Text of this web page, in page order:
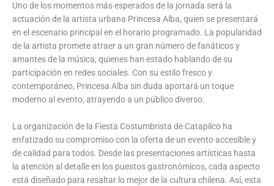
Uno de los momentos más esperados de la jornada será la
actuación de la artista urbana Princesa Alba, quien se presentará
en el escenario principal en el horario programado. La popularidad
de la artista promete atraer a un gran número de fanáticos y
amantes de la música, quienes han estado hablando de su
participación en redes sociales. Con su estilo fresco y
contemporáneo, Princesa Alba sin duda aportará un toque
moderno al evento, atrayendo a un público diverso.
La organización de la Fiesta Costumbrista de Catapilco ha
enfatizado su compromiso con la oferta de un evento accesible y
de calidad para todos. Desde las presentaciones artísticas hasta
la atención al detalle en los puestos gastronómicos, cada aspecto
está diseñado para resaltar lo mejor de la cultura chilena. Así, esta